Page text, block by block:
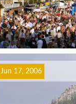
Jun 17, 2006